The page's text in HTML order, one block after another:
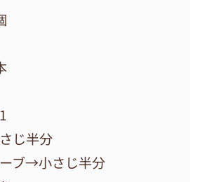
じ半分
ブ→小さじ半分